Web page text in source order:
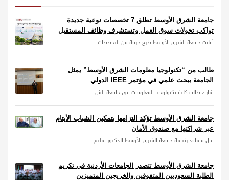
جامعة الشرق الأوسط تطلق 7 تخصصات نوعية جديدة
تواكب تحولات سوق العمل وتستشرف وظائف المستقبل
أعلنت جامعة الشرق الأوسط طرح حزمةٍ من التخصصات ...
طالب من “تكنولوجيا معلومات الشرق الأوسط” يمثل
الجامعة ببحث علمي في مؤتمر IEEE الدولي
شارك طالب كلية تكنولوجيا المعلومات في جامعة الش...
جامعة الشرق الأوسط تؤكد التزامها بتمكين الشباب الأيتام
عبر شراكتها مع صندوق الأمان
قال مساعد رئيسة جامعة الشرق الأوسط الدكتور سليم...
جامعة الشرق الأوسط تتصدر الجامعات الأردنية في تكريم
الطلبة السعوديين المتفوقين والخريجين المتميزين